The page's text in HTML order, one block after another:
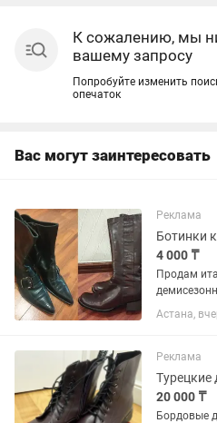
К сожалению, мы
вашему запросу
Попробуйте изменить
опечаток
Вас могут заинтересовать
Реклама
4 000 ₸
Продам
Написано
на узкую
Пирамиды
Астана,
Реклама
20 000 ₸
Бордовые